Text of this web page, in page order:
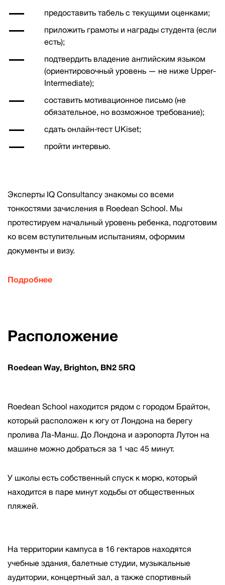
предоставить табель с текущими оценками;
приложить грамоты и награды студента (если
есть);
подтвердить владение английским языком
(ориентировочный уровень — не ниже Upper-
Intermediate);
составить мотивационное письмо (не
обязательное, но возможное требование);
сдать онлайн-тест UKiset;
пройти интервью.
Эксперты IQ Consultancy знакомы со всеми
тонкостями зачисления в Roedean School. Мы
протестируем начальный уровень ребенка, подготовим
ко всем вступительным испытаниям, оформим
документы и визу.
Подробнее
Расположение
Roedean Way, Brighton, BN2 5RQ
Roedean School находится рядом с городом Брайтон,
который расположен к югу от Лондона на берегу
пролива Ла-Манш. До Лондона и аэропорта Лутон на
машине можно добраться за 1 час 45 минут.
У школы есть собственный спуск к морю, который
находится в паре минут ходьбы от общественных
пляжей.
На территории кампуса в 16 гектаров находятся
учебные здания, балетные студии, музыкальные
аудитории, концертный зал, а также спортивный